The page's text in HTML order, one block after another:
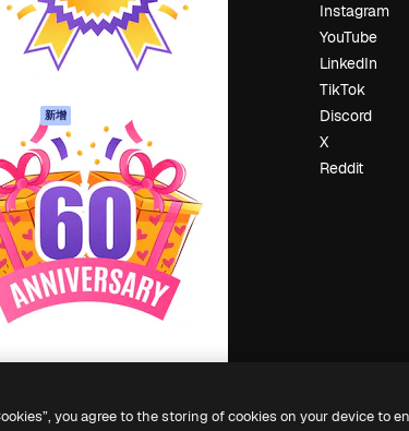
新增
政策
中心
夥伴
關於我們
評論
聚會活動
Slidesgo
出售內容
新聞室
正在尋找
magnific.ai
Instagram
YouTube
LinkedIn
TikTok
Discord
X
Reddit
you agree to the storing of cookies on your device to